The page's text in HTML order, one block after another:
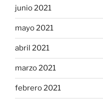
junio 2021
mayo 2021
abril 2021
marzo 2021
febrero 2021